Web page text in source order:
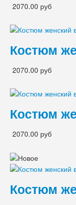
2070.00 руб
Костюм
2070.00 руб
Костюм
2070.00 руб
Костюм